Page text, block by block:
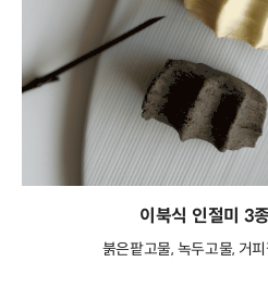
이북식 인절미 3종
붉은팥고물, 녹두고물, 거